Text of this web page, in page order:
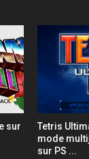
sur
Tetris
mode
sur PS ...